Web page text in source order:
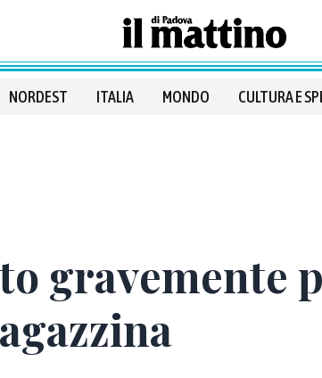
NORDEST ITALIA MONDO CULTURA E
gravemente